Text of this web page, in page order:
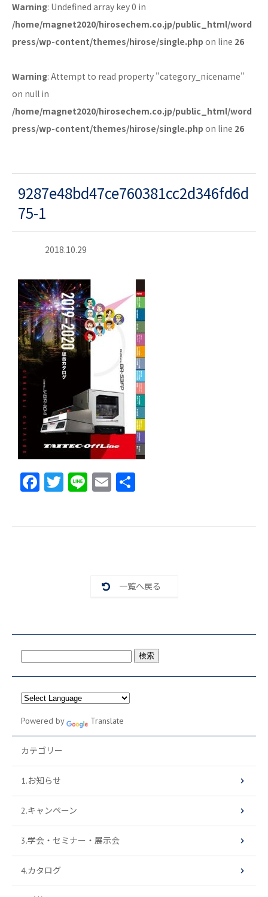
Warning: Undefined array key 0 in
/home/magnet2020/hirosechem.co.jp/public_html/word
press/wp-content/themes/hirose/single.php on line 26
Warning: Attempt to read property "category_nicename"
on null in
/home/magnet2020/hirosechem.co.jp/public_html/word
press/wp-content/themes/hirose/single.php on line 26
9287e48bd47ce760381cc2d346fd6d
75-1
2018.10.29
F
a
c
T
w
itt
Li
n
e
E
m
ai
一覧へ戻る
Powered by Translate
カテゴリー
1.お知らせ
2.キャンペーン
3.学会・セミナー・展示会
4.カタログ